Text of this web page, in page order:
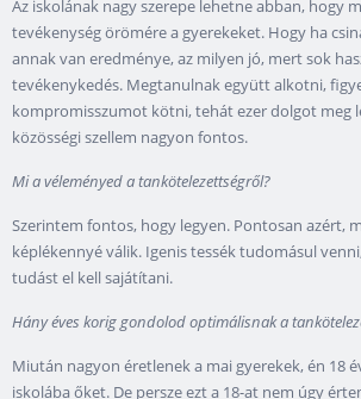
Az iskolának nagy szerepe lehetne abban, hogy
tevékenység örömére a gyerekeket. Hogy ha
annak van eredménye, az milyen jó, mert sok
tevékenykedés. Megtanulnak együtt alkotni,
kompromisszumot kötni, tehát ezer dolgot meg
közösségi szellem nagyon fontos.
Mi a véleményed a tankötelezettségről?
Szerintem fontos, hogy legyen. Pontosan azért,
képlékennyé válik. Igenis tessék tudomásul
tudást el kell sajátítani.
Hány éves korig gondolod optimálisnak a
Miután nagyon éretlenek a mai gyerekek, én 18
iskolába őket. De persze ezt a 18-at nem úgy